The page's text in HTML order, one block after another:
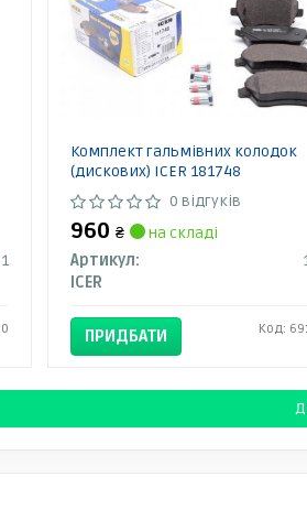
Комплект гальмівних колодок
(дискових) ICER 181748
0 відгуків
960 ₴
на складі
Артикул:
ICER
ПРИДБАТИ Код: